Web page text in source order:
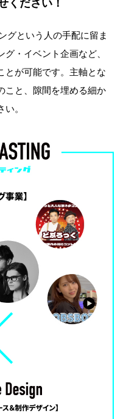
ください！
グという人の手配に留ま
・イベント企画など、
とが可能です。主軸とな
こと、隙間を埋める細か
。